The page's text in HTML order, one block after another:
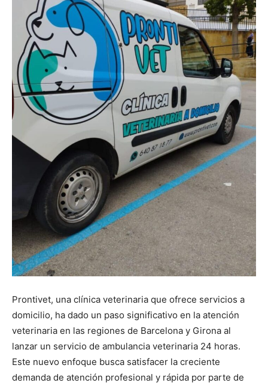
Prontivet, una clínica veterinaria que ofrece servicios a
domicilio, ha dado un paso significativo en la atención
veterinaria en las regiones de Barcelona y Girona al
lanzar un servicio de ambulancia veterinaria 24 horas.
Este nuevo enfoque busca satisfacer la creciente
demanda de atención profesional y rápida por parte de